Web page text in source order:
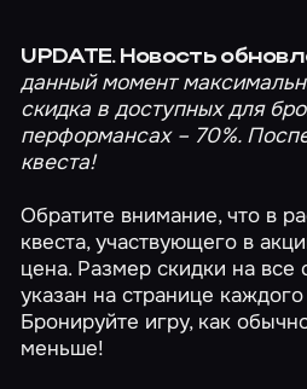
UPDATE. Новость
данный момент
скидка в доступных для
перформансах – 70%.
квеста!
Обратите внимание, что в
квеста, участвующего в
цена. Размер скидки на все
указан на странице каждого
Бронируйте игру, как
меньше!